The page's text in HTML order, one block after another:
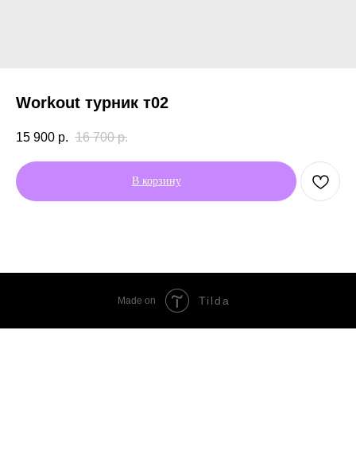
Workout турник т02
15 900 р. 16 700 р.
В корзину
Made on Tilda